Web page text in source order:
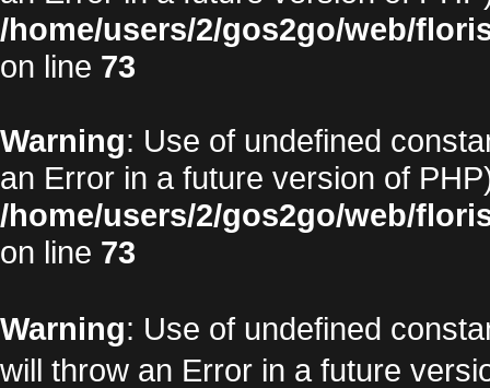
/home/users/2/gos2go/web/
on line 73
Warning: Use of undefined
an Error in a future version of
/home/users/2/gos2go/web/
on line 73
Warning: Use of undefined
will throw an Error in a future